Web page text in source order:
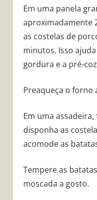
Em uma panela
aproximadamente
as costelas de
minutos. Isso
gordura e a pré-
Preaqueça o forno
Em uma
disponha as
acomode as
Tempere as
moscada a gosto.